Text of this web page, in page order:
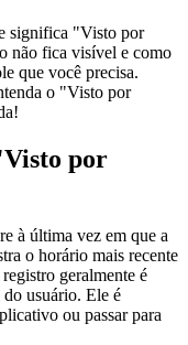
significa "Visto por
não fica visível e como
que você precisa.
o "Visto por
por
à última vez em que a
o horário mais recente
geralmente é
usuário. Ele é
ou passar para